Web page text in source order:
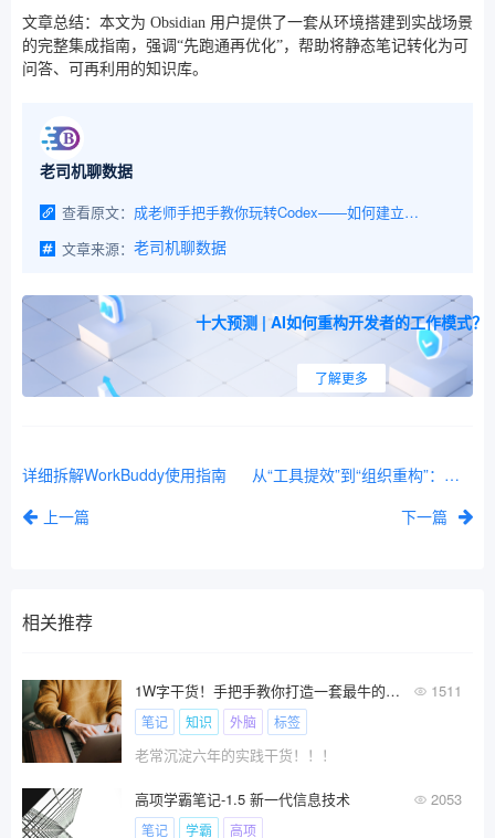
文章总结：本文为 Obsidian 用户提供了一套从环境搭建到实战场景
的完整集成指南，强调“先跑通再优化”，帮助将静态笔记转化为可
问答、可再利用的知识库。
老司机聊数据
查看原文：
成老师手把手教你玩转Codex——如何建立个人知识库
文章来源： 老司机聊数据
十大预测 | AI如何重构开发者的工作模式？
了解更多
详细拆解WorkBuddy使用指南
上一篇
从“工具提效”到“组织重构”：读《超级组织：AI如何重构企业未来》
下一篇
相关推荐
1W字干货！手把手教你打造一套最牛的知识笔记管理系统！ 1511
笔记 知识 外脑 标签
老常沉淀六年的实践干货！！！
高项学霸笔记-1.5 新一代信息技术 2053
笔记 学霸 高项